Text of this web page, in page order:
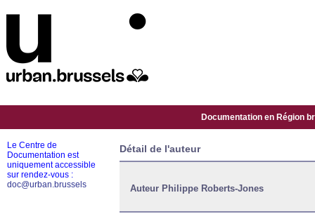
Documentation en Région
Détail de l'auteur
Auteur Philippe Roberts-Jones
Le Centre de
Documentation est
uniquement accessible
sur rendez-vous :
doc@urban.brussels